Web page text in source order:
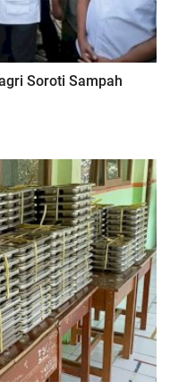
Soroti Sampah